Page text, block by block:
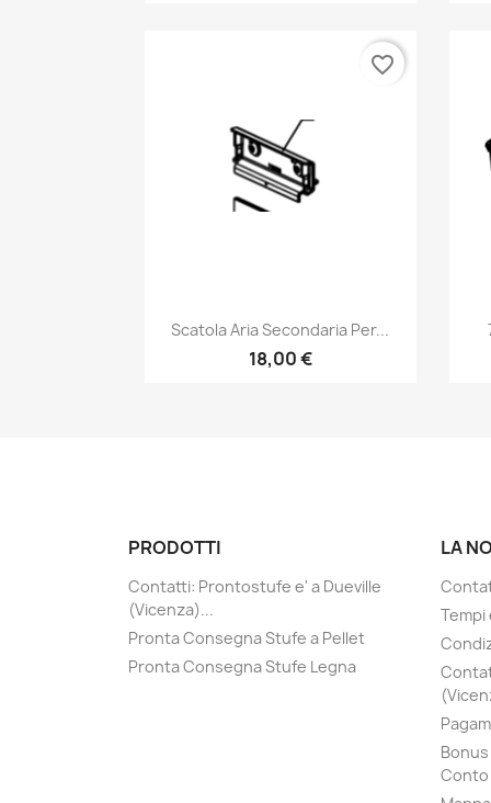
Anteprima
Scatola Aria Secondaria Per...
18,00 €
favorite_border
PRODOTTI
Contatti: Prontostufe e' a Dueville
(Vicenza)...
Pronta Consegna Stufe a Pellet
Pronta Consegna Stufe Legna
LA
Tempi
Conto